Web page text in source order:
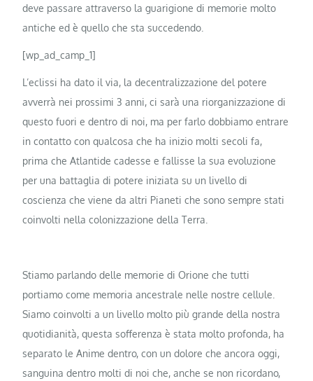
deve passare attraverso la guarigione di memorie molto
antiche ed è quello che sta succedendo.
[wp_ad_camp_1]
L’eclissi ha dato il via, la decentralizzazione del potere
avverrà nei prossimi 3 anni, ci sarà una riorganizzazione di
questo fuori e dentro di noi, ma per farlo dobbiamo entrare
in contatto con qualcosa che ha inizio molti secoli fa,
prima che Atlantide cadesse e fallisse la sua evoluzione
per una battaglia di potere iniziata su un livello di
coscienza che viene da altri Pianeti che sono sempre stati
coinvolti nella colonizzazione della Terra.
Stiamo parlando delle memorie di Orione che tutti
portiamo come memoria ancestrale nelle nostre cellule.
Siamo coinvolti a un livello molto più grande della nostra
quotidianità, questa sofferenza è stata molto profonda, ha
separato le Anime dentro, con un dolore che ancora oggi,
sanguina dentro molti di noi che, anche se non ricordano,